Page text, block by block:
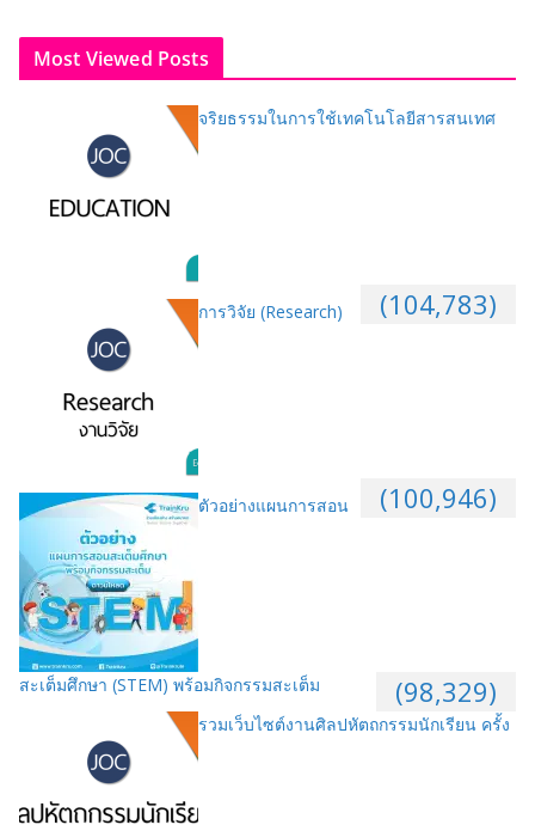
Most Viewed Posts
จริยธรรมในการใช้เทคโนโลยีสารสนเทศ
(104,783)
การวิจัย (Research)
(100,946)
ตัวอย่างแผนการสอน
สะเต็มศึกษา (STEM) พร้อมกิจกรรมสะเต็ม (98,329)
รวมเว็บไซต์งานศิลปหัตถกรรมนักเรียน ครั้ง